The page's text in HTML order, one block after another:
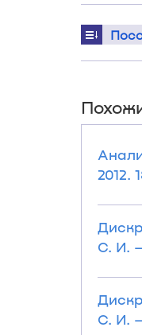
2012.
С. И.
С. И.